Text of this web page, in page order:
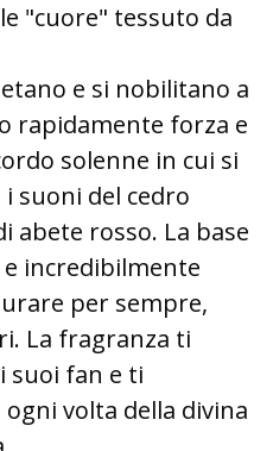
"cuore" tessuto da
e si nobilitano a
rapidamente forza e
solenne in cui si
suoni del cedro
abete rosso. La base
incredibilmente
per sempre,
La fragranza ti
suoi fan e ti
volta della divina